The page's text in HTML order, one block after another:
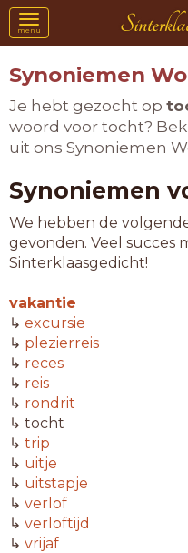
Toggle
navigation
menu
Synoniemen
Je hebt gezocht op
woord voor tocht?
uit ons Synoniemen
Synoniemen
We hebben de
gevonden. Veel succes
Sinterklaasgedicht!
vakantie
↳ excursie
↳ plezierreis
↳ reces
↳ reis
↳ rondrit
↳ tocht
↳ trip
↳ uitje
↳ uitstapje
↳ verlof
↳ verloftijd
↳ vrijaf